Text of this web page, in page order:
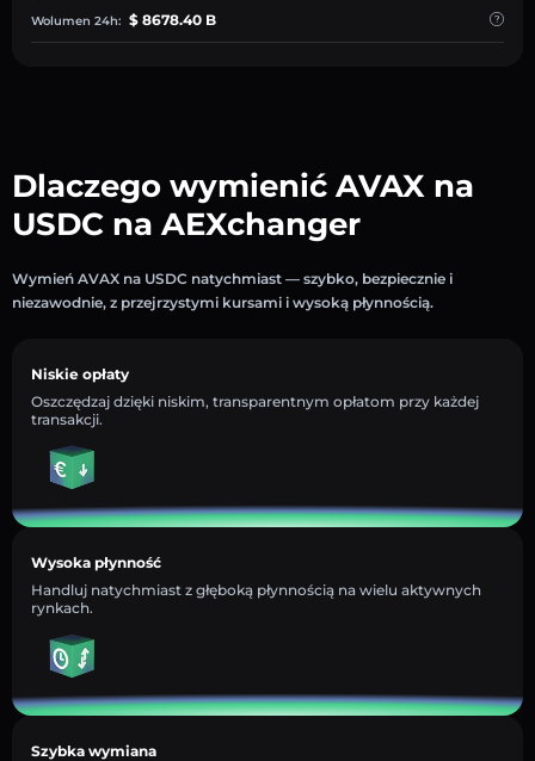
Wolumen 24h: $ 8678.40 B
Dlaczego wymienić AVAX na
USDC na AEXchanger
Wymień AVAX na USDC natychmiast — szybko, bezpiecznie i
niezawodnie, z przejrzystymi kursami i wysoką płynnością.
Niskie opłaty
Oszczędzaj dzięki niskim, transparentnym opłatom przy każdej
transakcji.
Wysoka płynność
Handluj natychmiast z głęboką płynnością na wielu aktywnych
rynkach.
Szybka wymiana